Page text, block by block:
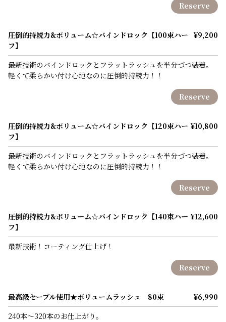
Reserve
圧倒的持続力&ボリューム☆バインドロック【100束ハー
フ】
¥9,200
最新技術のバインドロックとフラットラッシュを半分づつ装着。
軽くて柔らかい付け心地なのに圧倒的持続力！！
Reserve
圧倒的持続力&ボリューム☆バインドロック【120束ハー
フ】
¥10,800
最新技術のバインドロックとフラットラッシュを半分づつ装着。
軽くて柔らかい付け心地なのに圧倒的持続力！！
Reserve
圧倒的持続力&ボリューム☆バインドロック【140束ハー
フ】
¥12,600
最新技術！コーティング仕上げ！
Reserve
最高級セーブル使用★ボリュームラッシュ 80束
¥6,990
240本～320本のお仕上がり。